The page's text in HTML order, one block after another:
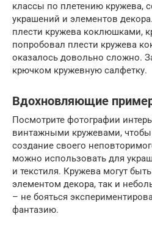
классы по плетению кружева,
украшений и элементов
плести кружева коклюшками,
попробовал плести кружева
оказалось довольно сложно.
крючком кружевную салфетку.
Вдохновляющие
Посмотрите фотографии
винтажными кружевами,
создание своего
можно использовать для
и текстиля. Кружева могут
элементом декора, так и
– не бояться
фантазию.